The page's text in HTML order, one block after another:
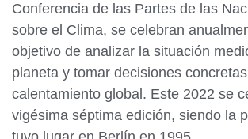
Conferencia de las Partes de las
sobre el Clima, se celebran
objetivo de analizar la situación
planeta y tomar decisiones
calentamiento global. Este 2022 se
vigésima séptima edición, siendo la